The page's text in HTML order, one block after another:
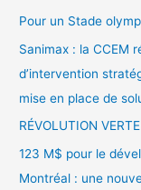
Pour un Stade
Sanimax : la CCEM
d’intervention
mise en place de
RÉVOLUTION
123 M$ pour le
Montréal : une